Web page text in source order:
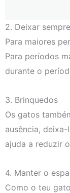
2. Deixar
Para maiores
Para períodos
durante o
3. Brinquedos
Os gatos
ausência,
ajuda a reduzir
4. Manter o
Como o teu